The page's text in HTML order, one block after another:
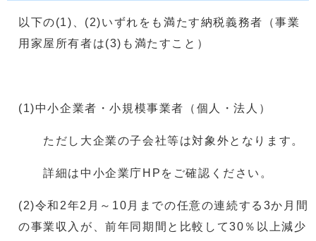
以下の(1)、(2)いずれをも満たす納税義務者（事業
用家屋所有者は(3)も満たすこと）
(1)中小企業者・小規模事業者（個人・法人）
ただし大企業の子会社等は対象外となります。
詳細は中小企業庁HPをご確認ください。
(2)令和2年2月～10月までの任意の連続する3か月間
の事業収入が、前年同期間と比較して30％以上減少